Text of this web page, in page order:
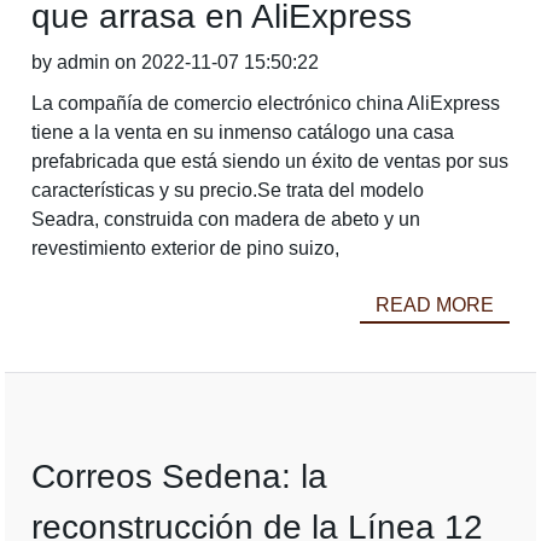
que arrasa en AliExpress
by admin on 2022-11-07 15:50:22
La compañía de comercio electrónico china AliExpress
tiene a la venta en su inmenso catálogo una casa
prefabricada que está siendo un éxito de ventas por sus
características y su precio.Se trata del modelo
Seadra, construida con madera de abeto y un
revestimiento exterior de pino suizo,
READ MORE
Correos Sedena: la
reconstrucción de la Línea 12